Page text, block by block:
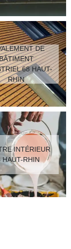
DE
68 HAUT-
RHIN
INTÉRIEUR
HAUT-RHIN